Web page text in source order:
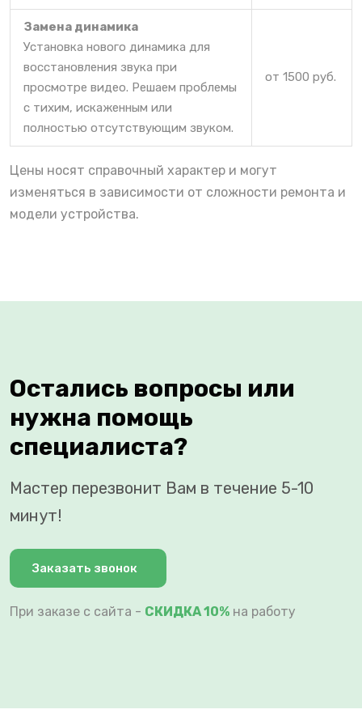
Замена динамика
Установка нового динамика для
восстановления звука при
просмотре видео. Решаем проблемы
с тихим, искаженным или
полностью отсутствующим звуком.
от 1500 руб.
Цены носят справочный характер и могут
изменяться в зависимости от сложности ремонта и
модели устройства.
Остались вопросы или
нужна помощь
специалиста?
Мастер перезвонит Вам в течение 5-10
минут!
Заказать звонок
При заказе с сайта - СКИДКА 10% на работу